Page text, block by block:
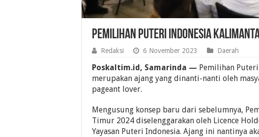
Pemilihan Puteri Indonesia
Redaksi 6 November 2023 Daerah
Poskaltim.id, Samarinda — Pemilihan
merupakan ajang yang dinanti-nanti oleh
pageant lover.
Mengusung konsep baru dari sebelumnya,
Timur 2024 diselenggarakan oleh Licence
Yayasan Puteri Indonesia. Ajang ini nantinya